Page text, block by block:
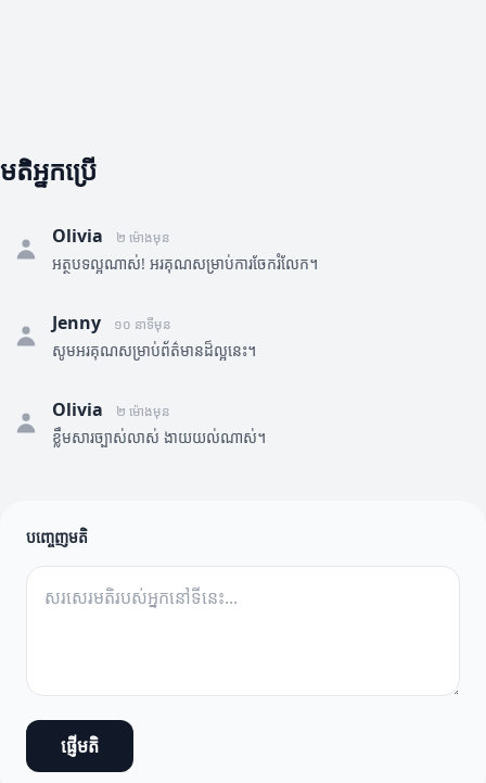
មតិអ្នកប្រើ
Olivia ២ ម៉ោងមុន
អត្ថបទល្អណាស់! អរគុណសម្រាប់ការចែករំលែក។
Jenny ១០ នាទីមុន
សូមអរគុណសម្រាប់ព័ត៌មានដ៏ល្អនេះ។
Olivia ២ ម៉ោងមុន
ខ្លឹមសារច្បាស់លាស់ ងាយយល់ណាស់។
បញ្ចេញមតិ
ផ្ញើមតិ